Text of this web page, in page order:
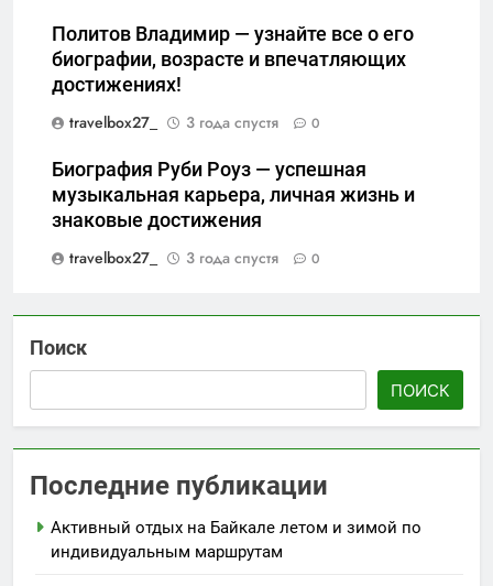
Политов Владимир — узнайте все о его
биографии, возрасте и впечатляющих
достижениях!
travelbox27_
3 года спустя 0
Биография Руби Роуз — успешная
музыкальная карьера, личная жизнь и
знаковые достижения
travelbox27_
3 года спустя 0
Поиск
ПОИСК
Последние публикации
Активный отдых на Байкале летом и зимой по
индивидуальным маршрутам